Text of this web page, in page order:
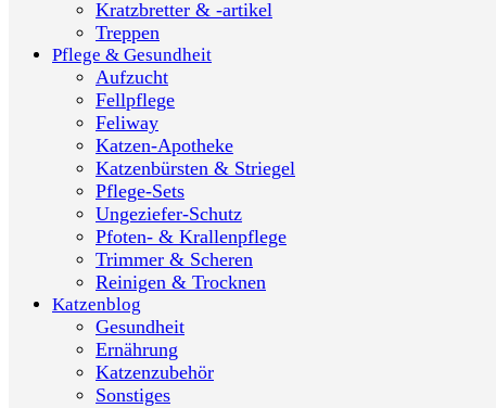
Kratzbretter & -artikel
Treppen
Pflege & Gesundheit
Aufzucht
Fellpflege
Feliway
Katzen-Apotheke
Katzenbürsten & Striegel
Pflege-Sets
Ungeziefer-Schutz
Pfoten- & Krallenpflege
Trimmer & Scheren
Reinigen & Trocknen
Katzenblog
Gesundheit
Ernährung
Katzenzubehör
Sonstiges